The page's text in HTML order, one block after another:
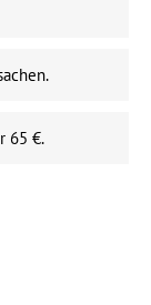
65 €.